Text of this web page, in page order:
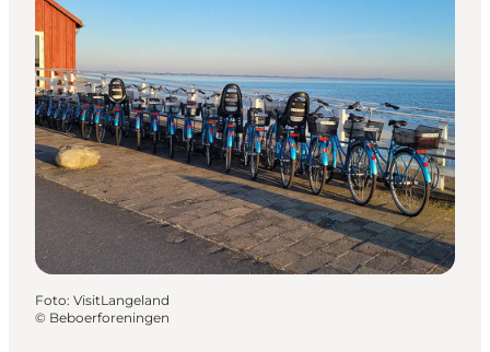
Oplevelser
Byer og øer
Outdoor
Overnatning
Planlæg ferie
Foto: VisitLangeland
© Beboerforeningen